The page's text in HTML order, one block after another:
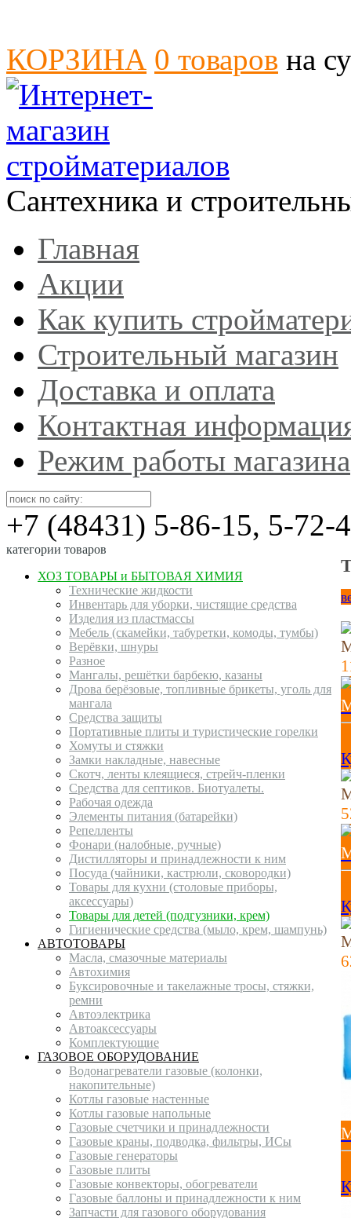
КОРЗИНА 0 товаров на
Сантехника и
Главная
Акции
Как купить
Строительный магазин
Доставка и оплата
Контактная
Режим работы магазина
+7 (48431) 5-86-15, 5-72-
категории товаров
ХОЗ ТОВАРЫ и БЫТОВАЯ ХИМИЯ
Технические жидкости
Инвентарь для уборки, чистящие средства
Изделия из пластмассы
Мебель (скамейки, табуретки, комоды, тумбы)
Верёвки, шнуры
Разное
Мангалы, решётки барбекю, казаны
Дрова берёзовые, топливные брикеты, уголь для
мангала
Средства защиты
Портативные плиты и туристические горелки
Хомуты и стяжки
Замки накладные, навесные
Скотч, ленты клеящиеся, стрейч-пленки
Средства для септиков. Биотуалеты.
Рабочая одежда
Элементы питания (батарейки)
Репелленты
Фонари (налобные, ручные)
Дистилляторы и принадлежности к ним
Посуда (чайники, кастрюли, сковородки)
Товары для кухни (столовые приборы,
аксессуары)
Товары для детей (подгузники, крем)
Гигиенические средства (мыло, крем, шампунь)
АВТОТОВАРЫ
Масла, смазочные материалы
Автохимия
Буксировочные и такелажные тросы, стяжки,
ремни
Автоэлектрика
Автоаксессуары
Комплектующие
ГАЗОВОЕ ОБОРУДОВАНИЕ
Водонагреватели газовые (колонки,
накопительные)
Котлы газовые настенные
Котлы газовые напольные
Газовые счетчики и принадлежности
Газовые краны, подводка, фильтры, ИСы
Газовые генераторы
Газовые плиты
Газовые конвекторы, обогреватели
Газовые баллоны и принадлежности к ним
Запчасти для газового оборудования